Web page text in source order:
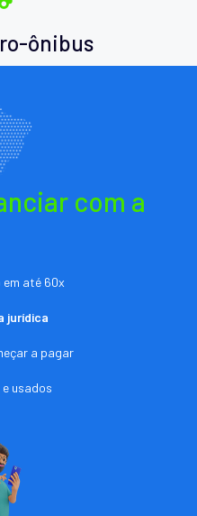
ônibus
com a
em até 60x
jurídica
a pagar
usados